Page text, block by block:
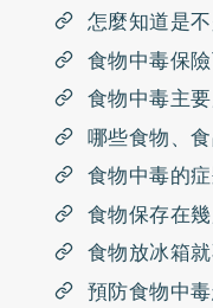
怎麼知道是
食物中毒保
食物中毒主
哪些食物、
食物中毒的
食物保存在
食物放冰箱
預防食物中